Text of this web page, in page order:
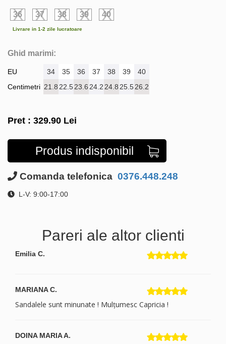
36 37 38 39 40
Livrare in 1-2 zile lucratoare
Ghid marimi:
EU
Centimetri
34 35 36 37 38 39
40
21.8 22.523.6 24.2 24.8 25.526.2
Pret : 329.90 Lei
Produs indisponibil
Comanda telefonica 0376.448.248
L-V: 9:00-17:00
Pareri ale altor clienti
Emilia C.
MARIANA C.
Sandalele sunt minunate ! Mulțumesc Capricia !
DOINA MARIA A.